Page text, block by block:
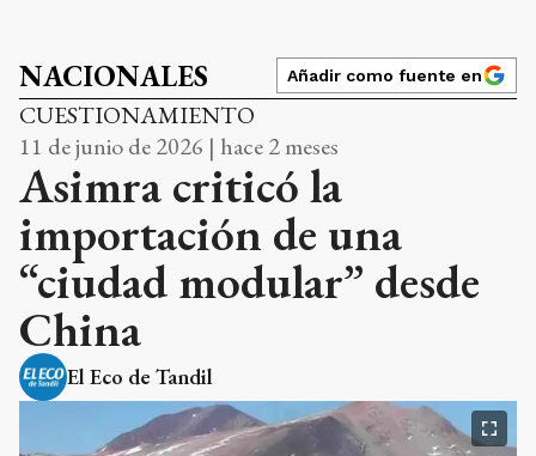
NACIONALES Añadir como fuente en
CUESTIONAMIENTO
11 de junio de 2026 | hace 2 meses
Asimra criticó la
importación de una
“ciudad modular” desde
China
El Eco de Tandil